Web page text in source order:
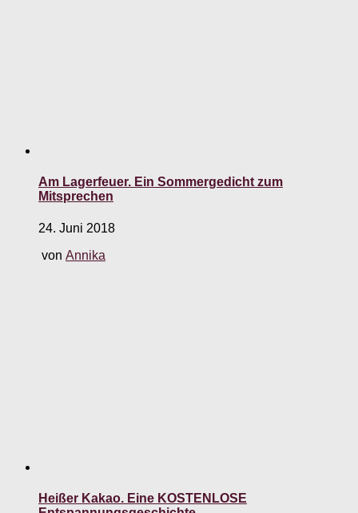
Am Lagerfeuer. Ein Sommergedicht zum
Mitsprechen
24. Juni 2018
von Annika
Heißer Kakao. Eine KOSTENLOSE